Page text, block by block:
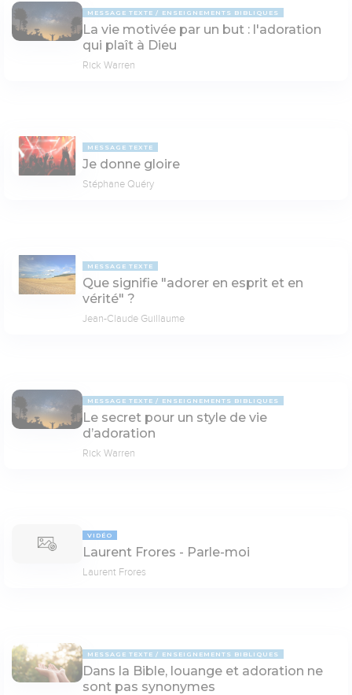
MESSAGE TEXTE ENSEIGNEMENTS BIBLIQUES
La vie motivée par un but : l'adoration
qui plaît à Dieu
Rick Warren
MESSAGE TEXTE
Je donne gloire
Stéphane Quéry
MESSAGE TEXTE
Que signifie "adorer en esprit et en
vérité" ?
Jean-Claude Guillaume
MESSAGE TEXTE ENSEIGNEMENTS BIBLIQUES
Le secret pour un style de vie
d’adoration
Rick Warren
VIDÉO
Laurent Frores - Parle-moi
Laurent Frores
MESSAGE TEXTE ENSEIGNEMENTS BIBLIQUES
Dans la Bible, louange et adoration ne
sont pas synonymes